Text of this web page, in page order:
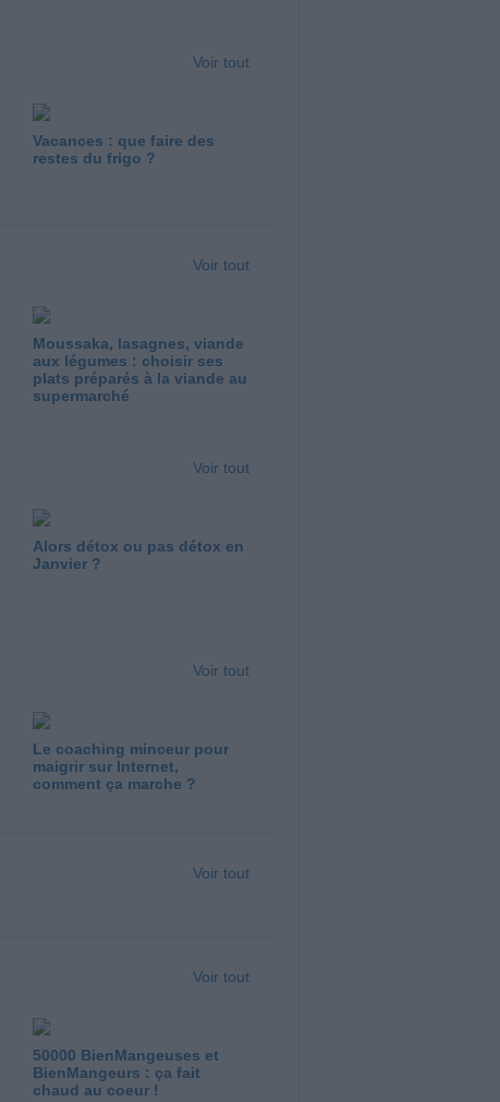
Voir tout
Vacances : que faire des
restes du frigo ?
Voir tout
Moussaka, lasagnes, viande
aux légumes : choisir ses
plats préparés à la viande au
supermarché
Voir tout
Alors détox ou pas détox en
Janvier ?
Voir tout
Le coaching minceur pour
maigrir sur Internet,
comment ça marche ?
Voir tout
Voir tout
50000 BienMangeuses et
BienMangeurs : ça fait
chaud au coeur !